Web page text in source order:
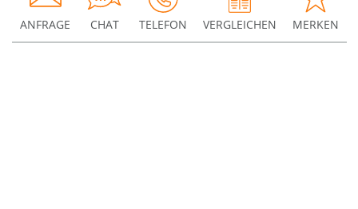
ANFRAGE CHAT TELEFON VERGLEICHEN MERKEN